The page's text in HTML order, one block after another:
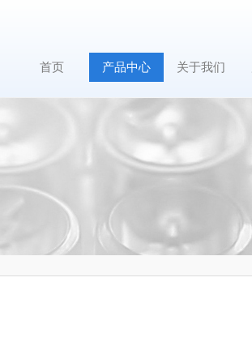
首页 产品中心 关于我们